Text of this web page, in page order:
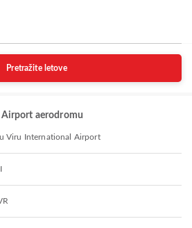
Pretražite letove
aerodromu
Viru International Airport